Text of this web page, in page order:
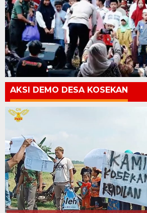
AKSI DEMO DESA KOSEKAN